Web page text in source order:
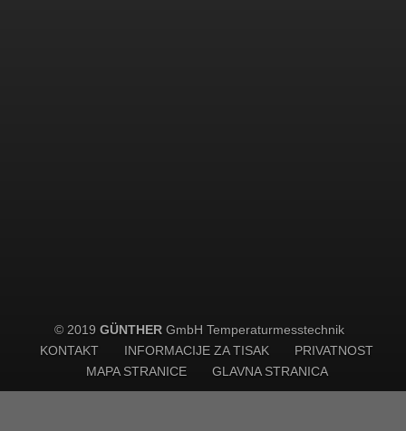
© 2019 GÜNTHER GmbH Temperaturmesstechnik
KONTAKT
INFORMACIJE ZA TISAK
PRIVATNOST
MAPA STRANICE
GLAVNA STRANICA